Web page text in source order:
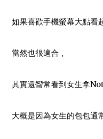
如果喜歡手機螢幕大點看
當然也很適合，
其實還蠻常看到女生拿
大概是因為女生的包包通